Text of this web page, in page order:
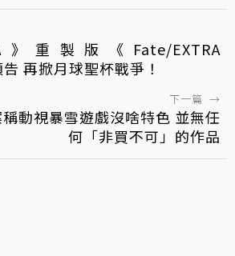
》重製版《Fate/EXTRA
再掀月球聖杯戰爭！
下一篇 →
動視暴雪遊戲沒啥特色 並無任
何「非買不可」的作品